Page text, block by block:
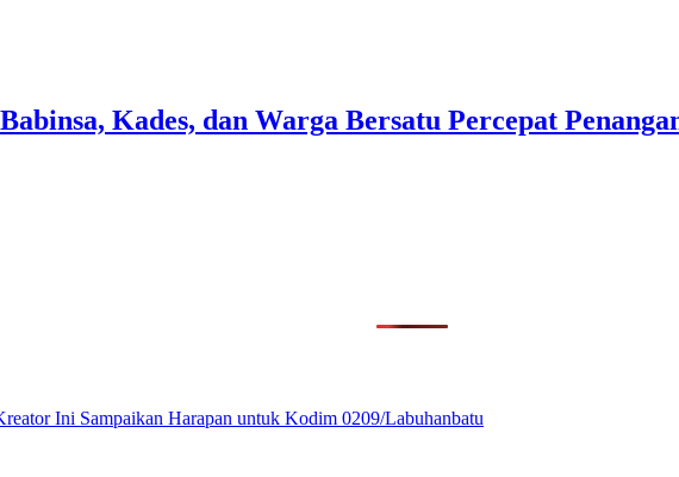
Kades, dan Warga Bersatu Percepat
Ini Sampaikan Harapan untuk Kodim 0209/Labuhanbatu